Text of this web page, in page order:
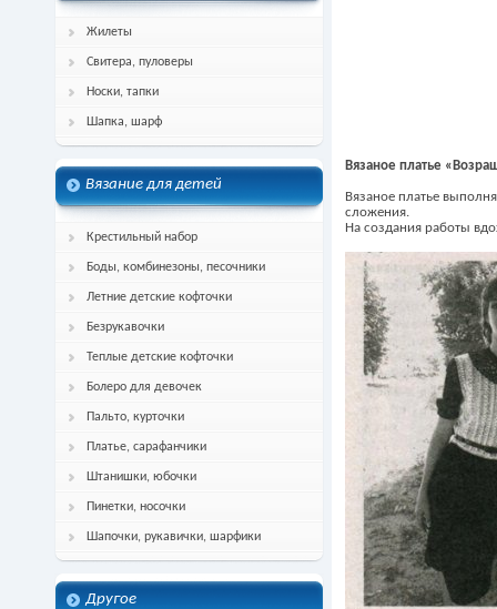
Жилеты
Свитера, пуловеры
Носки, тапки
Шапка, шарф
Вязание для детей
Крестильный набор
Боды, комбинезоны, песочники
Летние детские кофточки
Безрукавочки
Теплые детские кофточки
Болеро для девочек
Пальто, курточки
Платье, сарафанчики
Штанишки, юбочки
Пинетки, носочки
Шапочки, рукавички, шарфики
Другое
Вязаное платье
Вязаное платье
сложения.
На создания работы